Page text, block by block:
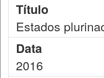
Título
Estados
Data
2016